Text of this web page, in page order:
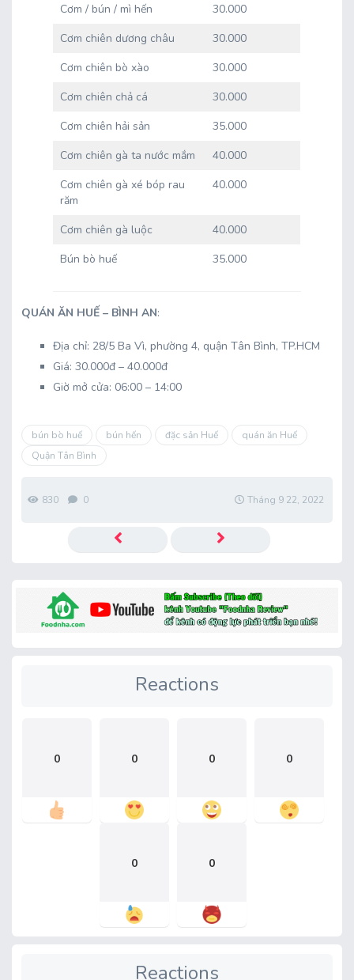
Cơm / bún / mì hến
30.000
Cơm chiên dương châu
30.000
Cơm chiên bò xào
30.000
Cơm chiên chả cá
30.000
Cơm chiên hải sản
35.000
Cơm chiên gà ta nước mắm
40.000
Cơm chiên gà xé bóp rau
răm
40.000
Cơm chiên gà luộc
40.000
Bún bò huế
35.000
QUÁN ĂN HUẾ – BÌNH AN:
Địa chỉ: 28/5 Ba Vì, phường 4, quận Tân Bình, TP.HCM
Giá: 30.000đ – 40.000đ
Giờ mở cửa: 06:00 – 14:00
bún bò huế bún hến đặc sản Huế
quán ăn Huế
Quận Tân Bình
830 0 Tháng 9 22, 2022
Reactions
0 0 0 0
0 0
Reactions